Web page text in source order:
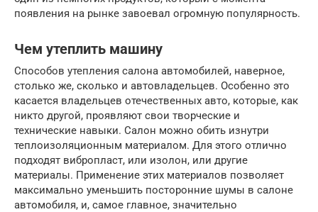
появления на рынке завоевал огромную популярность.
Чем утеплить машину
Способов утепления салона автомобилей, наверное,
столько же, сколько и автовладельцев. Особенно это
касается владельцев отечественных авто, которые, как
никто другой, проявляют свои творческие и
технические навыки. Салон можно обить изнутри
теплоизоляционным материалом. Для этого отлично
подходят вибропласт, или изолон, или другие
материалы. Применение этих материалов позволяет
максимально уменьшить посторонние шумы в салоне
автомобиля, и, самое главное, значительно